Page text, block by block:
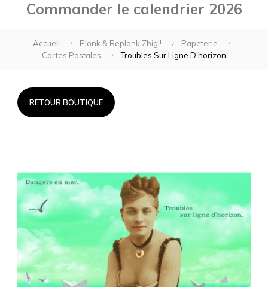
Commander le calendrier 2026
Accueil Plonk & Replonk Zbigl!
Papeterie
Cartes Postales
Troubles Sur Ligne D'horizon
RETOUR BOUTIQUE